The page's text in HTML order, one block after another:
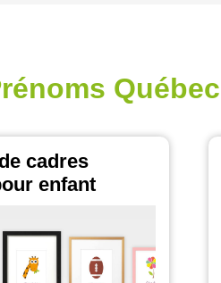
Québec
cadres
enfant